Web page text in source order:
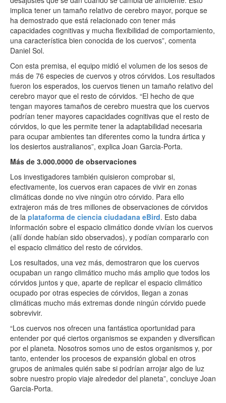
implica tener un tamaño relativo de cerebro mayor, porque se
ha demostrado que está relacionado con tener más
capacidades cognitivas y mucha flexibilidad de comportamiento,
una característica bien conocida de los cuervos”, comenta
Daniel Sol.
Con esta premisa, el equipo midió el volumen de los sesos de
más de 76 especies de cuervos y otros córvidos. Los resultados
fueron los esperados, los cuervos tienen un tamaño relativo del
cerebro mayor que el resto de córvidos. “El hecho de que
tengan mayores tamaños de cerebro muestra que los cuervos
podrían tener mayores capacidades cognitivas que el resto de
córvidos, lo que les permite tener la adaptabilidad necesaria
para ocupar ambientes tan diferentes como la tundra ártica y
los desiertos australianos”, explica Joan Garcia-Porta.
Más de 3.000.0000 de observaciones
Los investigadores también quisieron comprobar si,
efectivamente, los cuervos eran capaces de vivir en zonas
climáticas donde no vive ningún otro córvido. Para ello
extrajeron más de tres millones de observaciones de córvidos
de la plataforma de ciencia ciudadana eBird. Esto daba
información sobre el espacio climático donde vivían los cuervos
(allí donde habían sido observados), y podían compararlo con
el espacio climático del resto de córvidos.
Los resultados, una vez más, demostraron que los cuervos
ocupaban un rango climático mucho más amplio que todos los
córvidos juntos y que, aparte de replicar el espacio climático
ocupado por otras especies de córvidos, llegan a zonas
climáticas mucho más extremas donde ningún córvido puede
sobrevivir.
“Los cuervos nos ofrecen una fantástica oportunidad para
entender por qué ciertos organismos se expanden y diversifican
por el planeta. Nosotros somos uno de estos organismos y, por
tanto, entender los procesos de expansión global en otros
grupos de animales quién sabe si podrían arrojar algo de luz
sobre nuestro propio viaje alrededor del planeta”, concluye Joan
Garcia-Porta.